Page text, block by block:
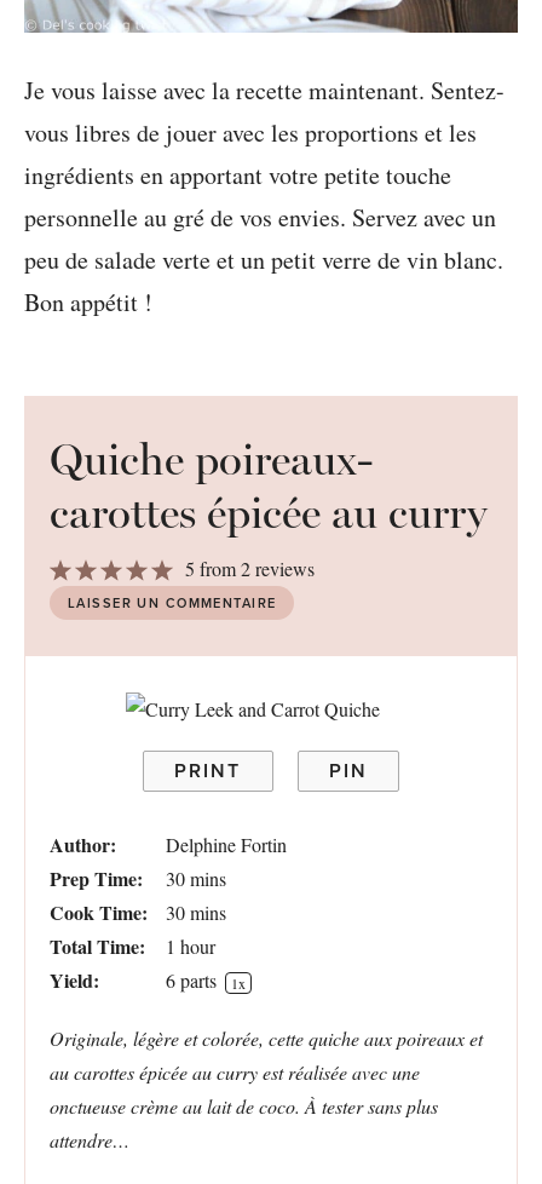
Je vous laisse avec la recette maintenant. Sentez-
vous libres de jouer avec les proportions et les
ingrédients en apportant votre petite touche
personnelle au gré de vos envies. Servez avec un
peu de salade verte et un petit verre de vin blanc.
Bon appétit !
Quiche poireaux-
carottes épicée au curry
5
Stars
4
Stars
3
Stars
2
Stars
1
Star
5 from2reviews
LAISSER UN COMMENTAIRE
PRINT PIN
Author: Delphine Fortin
Prep Time: 30 mins
Cook Time: 30 mins
Total Time: 1 hour
Yield: 6parts 1x
Originale, légère et colorée, cette quiche aux poireaux et
au carottes épicée au curry est réalisée avec une
onctueuse crème au lait de coco. À tester sans plus
attendre…